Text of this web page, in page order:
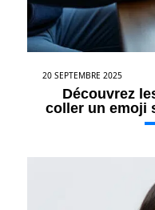
20 SEPTEMBRE 2025
Découvrez
coller un emoji